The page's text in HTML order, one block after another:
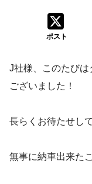
ポスト
J社様、このたびは
ございました！
長らくお待たせし
無事に納車出来た